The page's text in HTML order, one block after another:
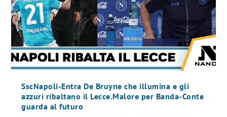
SscNapoli-Entra De Bruyne che illumina e gli
azzuri ribaltano il Lecce.Malore per Banda-Conte
guarda al futuro